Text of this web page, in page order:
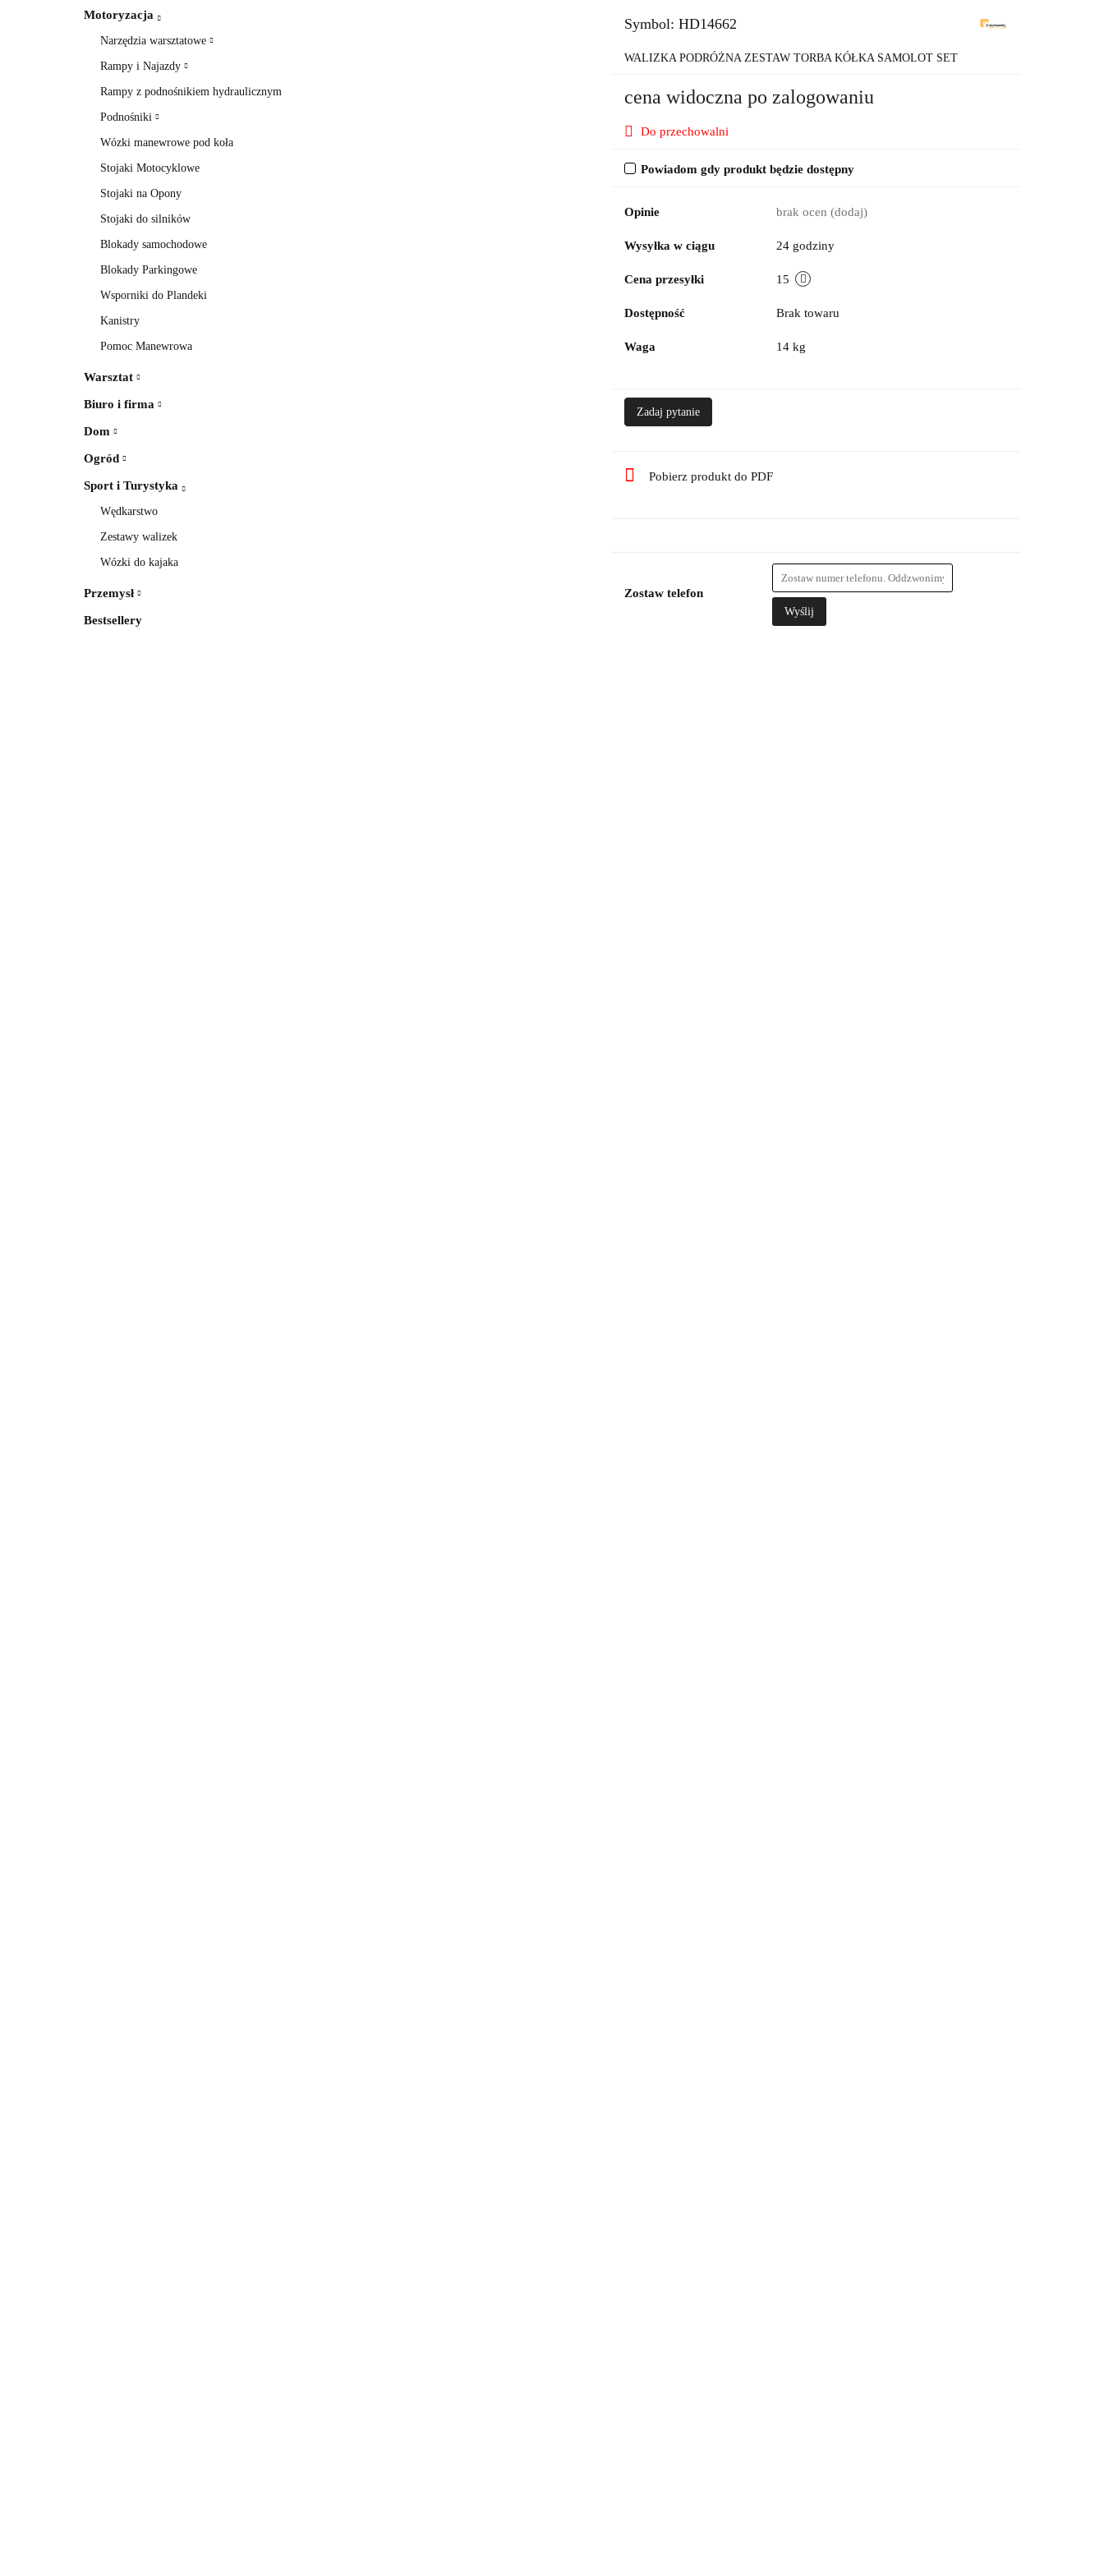
Motoryzacja
Narzędzia warsztatowe
Rampy i Najazdy
Rampy z podnośnikiem hydraulicznym
Podnośniki
Wózki manewrowe pod koła
Stojaki Motocyklowe
Stojaki na Opony
Stojaki do silników
Blokady samochodowe
Blokady Parkingowe
Wsporniki do Plandeki
Kanistry
Pomoc Manewrowa
Warsztat
Biuro i firma
Dom
Ogród
Sport i Turystyka
Wędkarstwo
Zestawy walizek
Wózki do kajaka
Przemysł
Bestsellery
Symbol:HD14662
WALIZKA PODRÓŻNA ZESTAW TORBA KÓŁKA SAMOLOT SET
cena widoczna po zalogowaniu
Do przechowalni
Powiadom gdy produkt będzie dostępny
Opinie brak ocen(dodaj)
Wysyłka w ciągu 24 godziny
Cena przesyłki 15
Dostępność Brak towaru
Waga 14 kg
Zadaj pytanie
Pobierz produkt do PDF
Zostaw telefon
Wyślij